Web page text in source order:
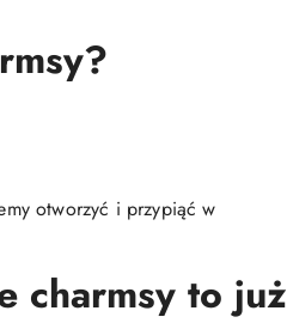
otworzyć i przypiąć w
charmsy to już